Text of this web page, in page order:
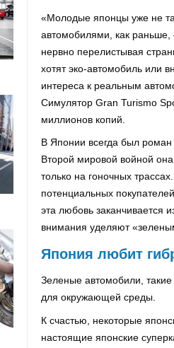
«Молодые японцы уже не
автомобилями, как
нервно перелистывая
хотят эко-автомобиль или
интереса к реальным
Симулятор Gran Turismo
миллионов копий.
В Японии всегда был
Второй мировой войной
только на гоночных
потенциальных
эта любовь заканчивается
внимания уделяют
Япония любит
Зеленые автомобили,
для окружающей среды.
К счастью, некоторые
настоящие японские